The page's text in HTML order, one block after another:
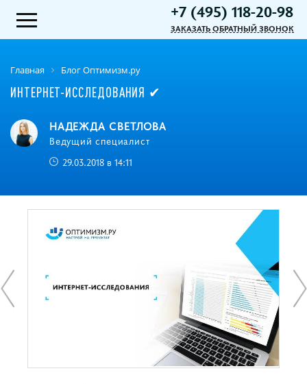
+7 (495) 118-20-98
ЗАКАЗАТЬ ОБРАТНЫЙ ЗВОНОК
Главная Блог Оптимизм.ру
ИНТЕРНЕТ-ИССЛЕДОВАНИЯ ✔
НАДЕЖДА СВЕТЛОВА
Ведущий специалист
29.03.2018 в 14:11